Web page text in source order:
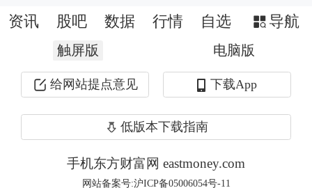
三是优化营运资金管理。通过维持适当
的营运资金储备以支持日常营运，并缓
冲潜在市场或营运风险。
电信市场头部玩家。该公司2023年5月
注册，2024年9月整合沃达丰英国电讯
资讯 股吧 数据 行情 自选 导航
触屏版 电脑版
给网站提点意见 下载App
低版本下载指南
手机东方财富网 eastmoney.com
网站备案号:沪ICP备05006054号-11